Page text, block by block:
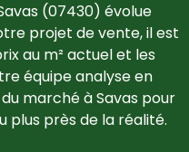
(07430) évolue
projet de vente, il est
au m² actuel et les
équipe analyse en
marché à Savas pour
plus près de la réalité.